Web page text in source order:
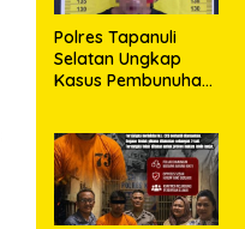
Polres Tapanuli
Selatan Ungkap
Kasus Pembunuhan
Anak, Pelaku
Ditangkap